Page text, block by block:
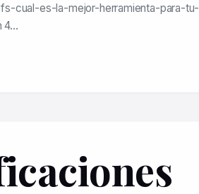
cual-es-la-mejor-herramienta-para-tu-
4…